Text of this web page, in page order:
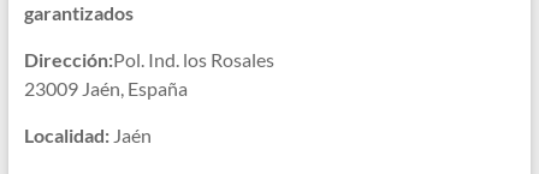
garantizados
Dirección:Pol. Ind. los Rosales
23009 Jaén, España
Localidad:Jaén